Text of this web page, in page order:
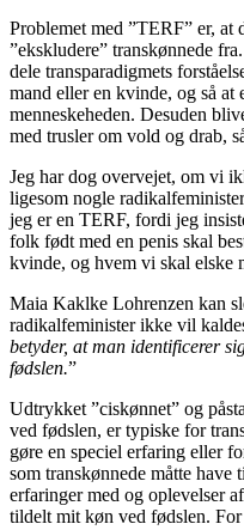
Problemet med ”TERF” er,
”ekskludere” transkønnede
dele transparadigmets
mand eller en kvinde, og så at
menneskeheden. Desuden
med trusler om vold og drab,
Jeg har dog overvejet, om vi
ligesom nogle
jeg er en TERF, fordi jeg
folk født med en penis skal
kvinde, og hvem vi skal elske
Maia Kaklke Lohrenzen kan
radikalfeminister ikke vil
betyder, at man identificerer
fødslen.”
Udtrykket ”ciskønnet” og
ved fødslen, er typiske for
gøre en speciel erfaring eller
som transkønnede måtte have
erfaringer med og oplevelser
tildelt mit køn ved fødslen.